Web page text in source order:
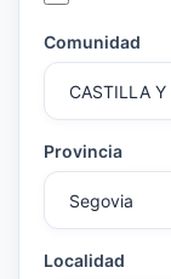
Comunidad
Provincia
Localidad